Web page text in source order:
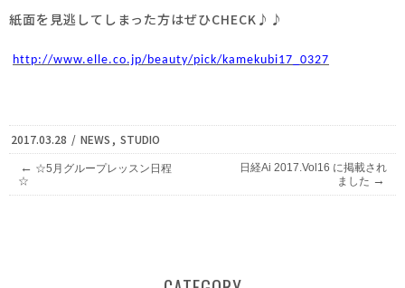
紙面を見逃してしまった方はぜひCHECK♪♪
http://www.elle.co.jp/beauty/pick/kamekubi17_0327
2017.03.28 / NEWS , STUDIO
← ☆5月グループレッスン日程
☆
日経Ai 2017.Vol16 に掲載され
ました →